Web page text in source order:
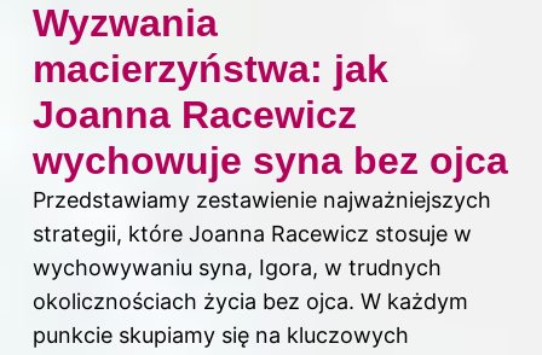
Wyzwania
macierzyństwa: jak
Joanna Racewicz
wychowuje syna bez ojca
Przedstawiamy zestawienie najważniejszych
strategii, które Joanna Racewicz stosuje w
wychowywaniu syna, Igora, w trudnych
okolicznościach życia bez ojca. W każdym
punkcie skupiamy się na kluczowych